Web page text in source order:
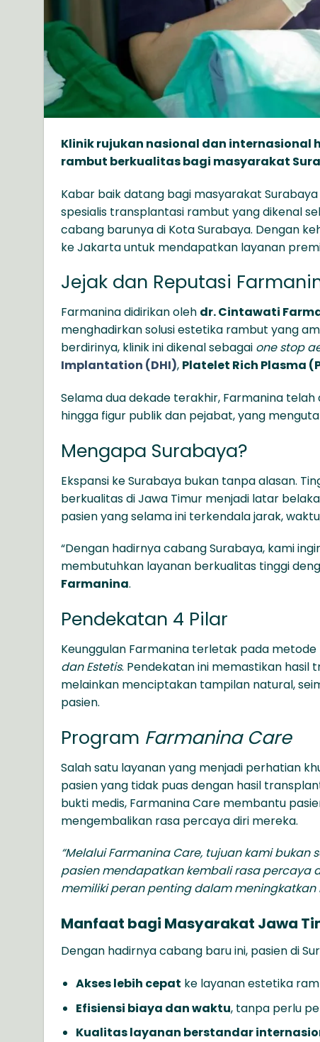
Klinik rujukan nasional dan internasional
rambut berkualitas bagi masyarakat
Kabar baik datang bagi masyarakat
spesialis transplantasi rambut yang dikenal
cabang barunya di Kota Surabaya. Dengan
ke Jakarta untuk mendapatkan layanan
Jejak dan Reputasi
Farmanina didirikan oleh dr. Cintawati
menghadirkan solusi estetika rambut yang
berdirinya, klinik ini dikenal sebagai one stop
Implantation (DHI), Platelet Rich Plasma
Selama dua dekade terakhir, Farmanina
hingga figur publik dan pejabat, yang
Mengapa Surabaya?
Ekspansi ke Surabaya bukan tanpa alasan.
berkualitas di Jawa Timur menjadi latar
pasien yang selama ini terkendala jarak,
“Dengan hadirnya cabang Surabaya, kami
membutuhkan layanan berkualitas tinggi
Farmanina.
Pendekatan 4 Pilar
Keunggulan Farmanina terletak pada
dan Estetis. Pendekatan ini memastikan
melainkan menciptakan tampilan natural,
pasien.
Program Farmanina Care
Salah satu layanan yang menjadi perhatian
pasien yang tidak puas dengan hasil
bukti medis, Farmanina Care membantu
mengembalikan rasa percaya diri mereka.
“Melalui Farmanina Care, tujuan kami
pasien mendapatkan kembali rasa percaya
memiliki peran penting dalam meningkatkan
Manfaat bagi Masyarakat Jawa
Dengan hadirnya cabang baru ini, pasien di
Akses lebih cepat ke layanan estetika
Efisiensi biaya dan waktu, tanpa perlu
Kualitas layanan berstandar